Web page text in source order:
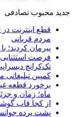
جدید محبوب تصادفی
قطع اینترنت
مردم قربانی
پیرمان کردید؛
تک‌کرانچ دیسراپت
کمپین
ماه؛ زمان و
از کجا قاب
پشت پرده